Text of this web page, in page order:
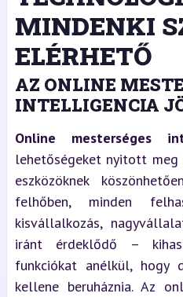
MINDENKI
ELÉRHETŐ
AZ ONLINE
INTELLIGENCIA
Online mesterséges
lehetőségeket nyitott
eszközöknek
felhőben, minden
kisvállalkozás,
iránt érdeklődő –
funkciókat anélkül, hogy
kellene beruháznia. Az